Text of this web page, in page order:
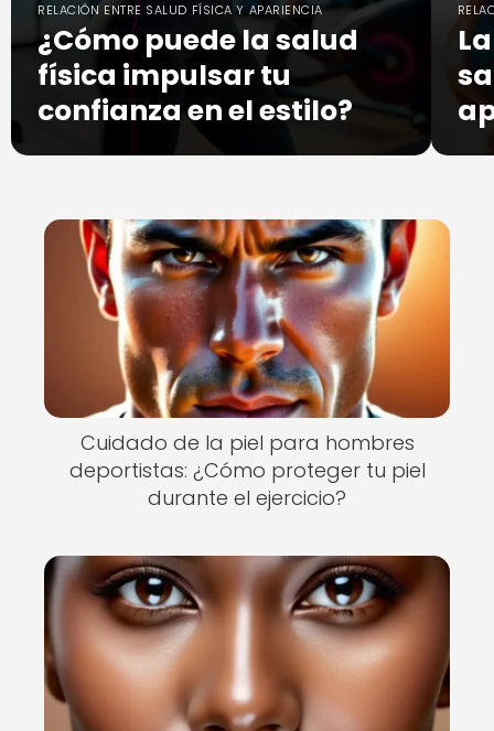
RELACIÓN ENTRE SALUD FÍSICA Y APARIENCIA
¿Cómo puede la salud
física impulsar tu
confianza en el estilo?
Cuidado de la piel para hombres
deportistas: ¿Cómo proteger tu piel
durante el ejercicio?